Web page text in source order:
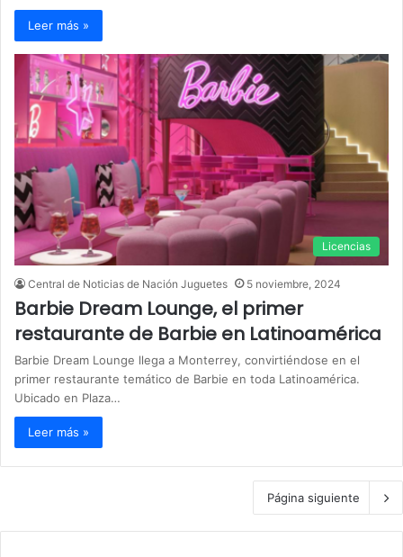
Leer más »
Licencias
Central de Noticias de Nación Juguetes 5 noviembre, 2024
Barbie Dream Lounge, el primer
restaurante de Barbie en Latinoamérica
Barbie Dream Lounge llega a Monterrey, convirtiéndose en el
primer restaurante temático de Barbie en toda Latinoamérica.
Ubicado en Plaza…
Leer más »
Página siguiente